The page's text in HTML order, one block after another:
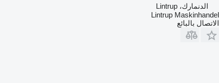
الدنمارك، Lintrup
Lintrup Maskinhandel
الاتصال بالبائع